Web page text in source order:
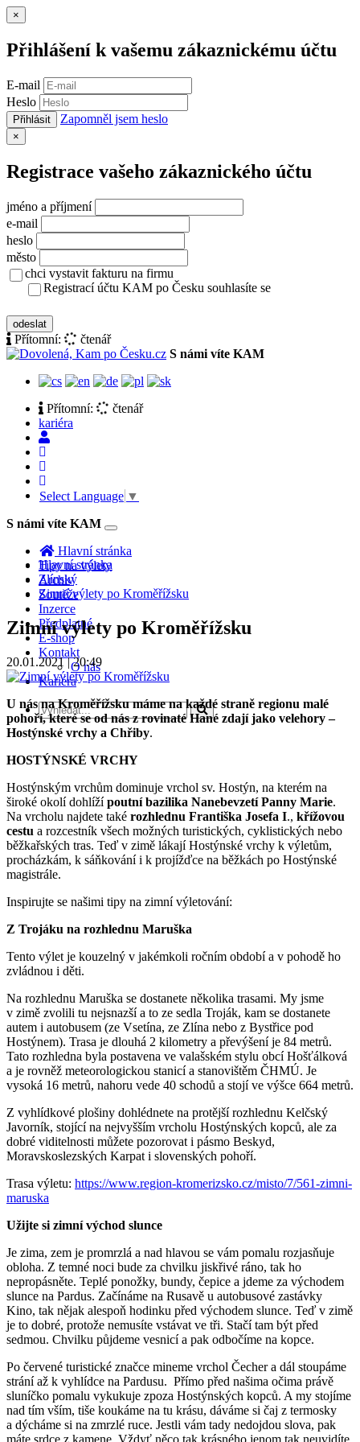
×
Přihlášení k vašemu zákaznickému účtu
E-mail
Heslo
Přihlásit Zapomněl jsem heslo
×
Registrace vašeho zákaznického účtu
jméno a příjmení
e-mail
heslo
město
chci vystavit fakturu na firmu
Registrací účtu KAM po Česku souhlasíte se
odeslat
Přítomní:
čtenář
S námi víte KAM
Přítomní:
čtenář
kariéra
Select Language ▼
S námi víte KAM
Toggle
navigation
Hlavní stránka
Tipy na výlety
Archiv
Soutěže
Inzerce
Předplatné
E-shop
Kontakt
O nás
Kariéra
Hlavní stránka
Zlínský
Zimní výlety po Kroměřížsku
Zimní výlety po Kroměřížsku
20.01.2021 | 20:49
U nás na Kroměřížsku máme na každé straně regionu malé
pohoří, které se od nás z rovinaté Hané zdají jako velehory –
Hostýnské vrchy a Chřiby.
HOSTÝNSKÉ VRCHY
Hostýnským vrchům dominuje vrchol sv. Hostýn, na kterém na
široké okolí dohlížípoutní bazilika Nanebevzetí Panny Marie.
Na vrcholu najdete také rozhlednu Františka Josefa I., křížovou
cestu a rozcestník všech možných turistických, cyklistických nebo
běžkařských tras. Teď v zimě lákají Hostýnské vrchy k výletům,
procházkám, k sáňkování i k projížďce na běžkách po Hostýnské
magistrále.
Inspirujte se našimi tipy na zimní výletování:
Z Trojáku na rozhlednu Maruška
Tento výlet je kouzelný v jakémkoli ročním období a v pohodě ho
zvládnou i děti.
Na rozhlednu Maruška se dostanete několika trasami. My jsme
v zimě zvolili tu nejsnazší a to ze sedla Troják, kam se dostanete
autem i autobusem (ze Vsetína, ze Zlína nebo z Bystřice pod
Hostýnem). Trasa je dlouhá 2 kilometry a převýšení je 84 metrů.
Tato rozhledna byla postavena ve valašském stylu obcí Hošťálková
a je rovněž meteorologickou stanicí a stanovištěm ČHMÚ. Je
vysoká 16 metrů, nahoru vede 40 schodů a stojí ve výšce 664 metrů.
Z vyhlídkové plošiny dohlédnete na protější rozhlednu Kelčský
Javorník, stojící na nejvyšším vrcholu Hostýnských kopců, ale za
dobré viditelnosti můžete pozorovat i pásmo Beskyd,
Moravskoslezských Karpat i slovenských pohoří.
Trasa výletu: https://www.region-kromerizsko.cz/misto/7/561-zimni-
maruska
Užijte si zimní východ slunce
Je zima, zem je promrzlá a nad hlavou se vám pomalu rozjasňuje
obloha. Z temné noci bude za chvilku jiskřivé ráno, tak ho
nepropásněte. Teplé ponožky, bundy, čepice a jdeme za východem
slunce na Pardus. Začínáme na Rusavě u autobusové zastávky
Kino, tak nějak alespoň hodinku před východem slunce. Teď v zimě
je to dobré, protože nemusíte vstávat ve tři. Stačí tam být před
sedmou. Chvilku půjdeme vesnicí a pak odbočíme na kopce.
Po červené turistické značce mineme vrchol Čecher a dál stoupáme
strání až k vyhlídce na Pardusu. Přímo před našima očima právě
sluníčko pomalu vykukuje zpoza Hostýnských kopců. A my stojíme
nad tím vším, tiše koukáme na tu krásu, dáváme si čaj z termosky
a dýcháme si na zmrzlé ruce. Jestli vám tady nedojdou slova, pak
máte srdce z kamene. Vždyť něco tak krásného jenom tak neuvidíte.